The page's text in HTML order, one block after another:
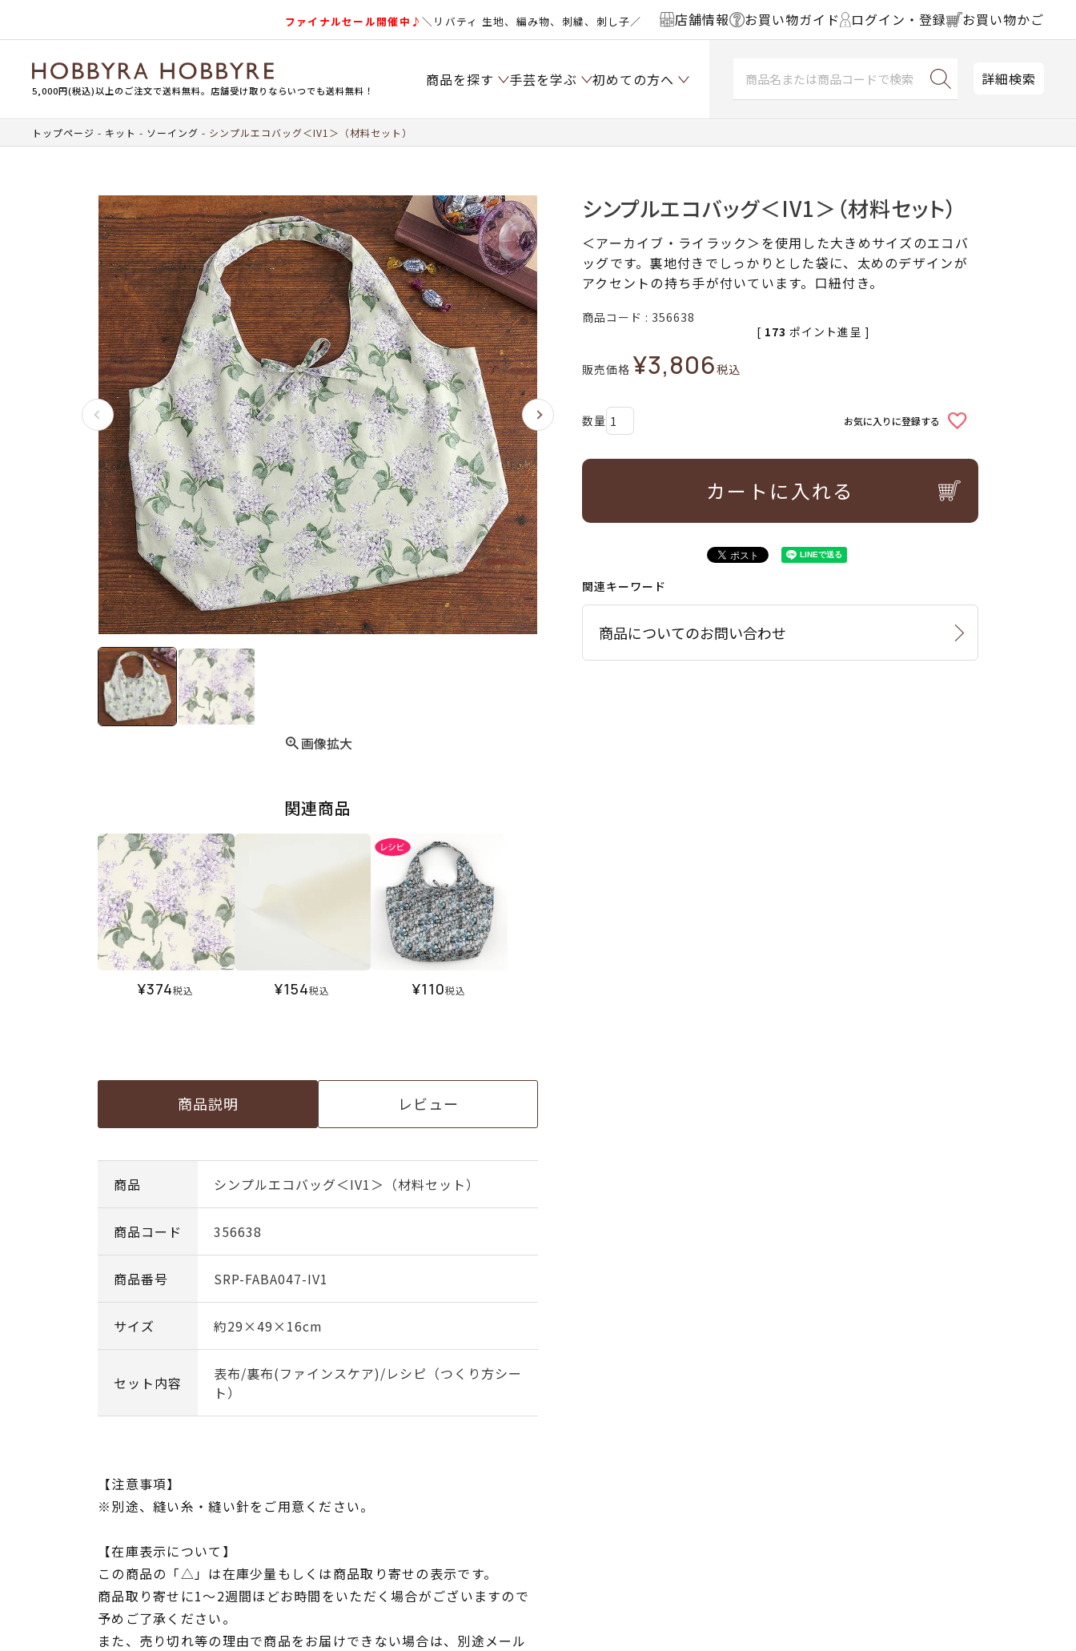
ファイナルセール開催中♪＼リバティ 生地、編み物、刺繍、刺し子／ 店舗情報 お買い物ガイド ログイン・登録 お買い物かご
5,000円(税込)以上のご注文で送料無料。店舗受け取りならいつでも送料無料！
商品を探す 手芸を学ぶ 初めての方へ 詳細検索
トップページ キット ソーイング シンプルエコバッグ＜IV1＞（材料セット）
画像拡大
関連商品
¥374税込 ¥154税込 ¥110税込
商品説明 レビュー
商品 シンプルエコバッグ＜IV1＞（材料セット）
商品コード 356638
商品番号 SRP-FABA047-IV1
サイズ 約29×49×16cm
セット内容
表布/裏布(ファインスケア)/レシピ（つくり方シー
ト）
【注意事項】
※別途、縫い糸・縫い針をご用意ください。
【在庫表示について】
この商品の「△」は在庫少量もしくは商品取り寄せの表示です。
商品取り寄せに1～2週間ほどお時間をいただく場合がございますので
予めご了承ください。
また、売り切れ等の理由で商品をお届けできない場合は、別途メール
シンプルエコバッグ＜IV1＞（材料セット）
＜アーカイブ・ライラック＞を使用した大きめサイズのエコバ
ッグです。裏地付きでしっかりとした袋に、太めのデザインが
アクセントの持ち手が付いています。口紐付き。
商品コード 356638
販売価格 ¥3,806税込
[ 173 ポイント進呈 ]
お気に入りに登録する
カートに入れる
関連キーワード
商品についてのお問い合わせ